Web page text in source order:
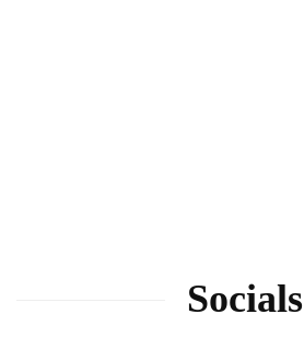
Socials